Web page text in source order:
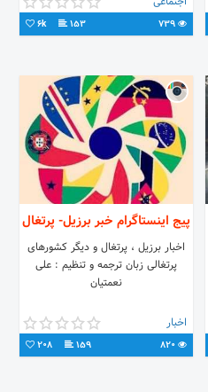
153
6k
پیج اینستاگرام خبر برزیل- پرتغال
اخبار برزیل ، پرتغال و دیگر کشورهای
پرتغالی زبان ترجمه و تنظیم : علی
نعمتیان
اخبار
159
208